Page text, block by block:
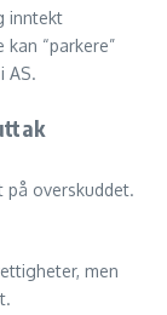
inntekt
“parkere”
AS.
på overskuddet.
men